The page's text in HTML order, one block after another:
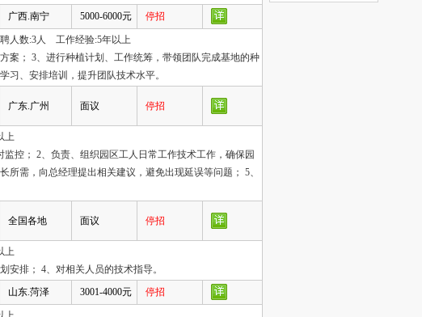
广西.南宁 5000-6000元 停招
人数:3人 工作经验:5年以上
案； 3、进行种植计划、工作统筹，带领团队完成基地的种
习、安排培训，提升团队技术水平。
广东.广州 面议 停招
上
控； 2、负责、组织园区工人日常工作技术工作，确保园
需，向总经理提出相关建议，避免出现延误等问题； 5、
全国各地 面议 停招
上
安排； 4、对相关人员的技术指导。
山东.菏泽 3001-4000元 停招